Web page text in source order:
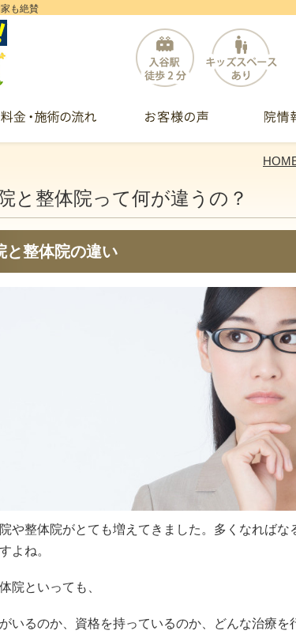
も絶賛
と整体院って何が違うの？
と整体院の違い
や整体院がとても増えてきました。多くなれば
よね。
院といっても、
いるのか、資格を持っているのか、どんな治療を